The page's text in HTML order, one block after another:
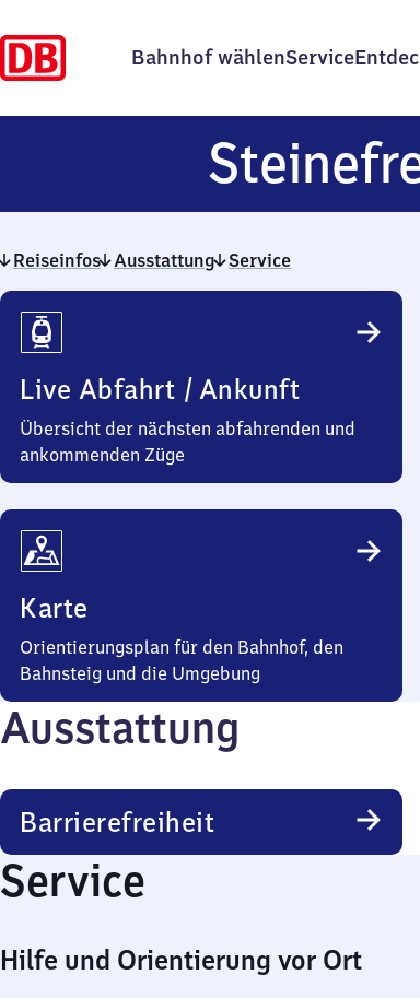
Bahnhof wählenService
Reiseinfos Ausstattung Service
Reiseinfos
Live Abfahrt / Ankunft
Übersicht der nächsten abfahrenden und
ankommenden Züge
Karte
Orientierungsplan für den Bahnhof, den
Bahnsteig und die Umgebung
Ausstattung
Barrierefreiheit
Service
Hilfe und Orientierung vor Ort